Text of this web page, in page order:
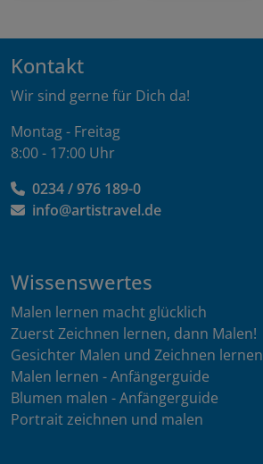
Kontakt
Wir sind gerne für Dich da!
Montag - Freitag
8:00 - 17:00 Uhr
0234 / 976 189-0
info@artistravel.de
Wissenswertes
Malen lernen macht glücklich
Zuerst Zeichnen lernen, dann Malen!
Gesichter Malen und Zeichnen lernen
Malen lernen - Anfängerguide
Blumen malen - Anfängerguide
Portrait zeichnen und malen